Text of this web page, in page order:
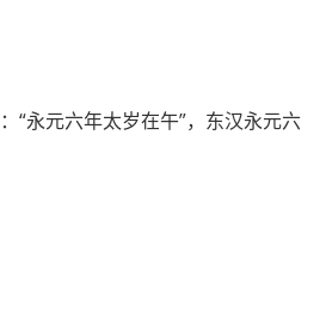
隶书“元和三年”，东汉元和三年